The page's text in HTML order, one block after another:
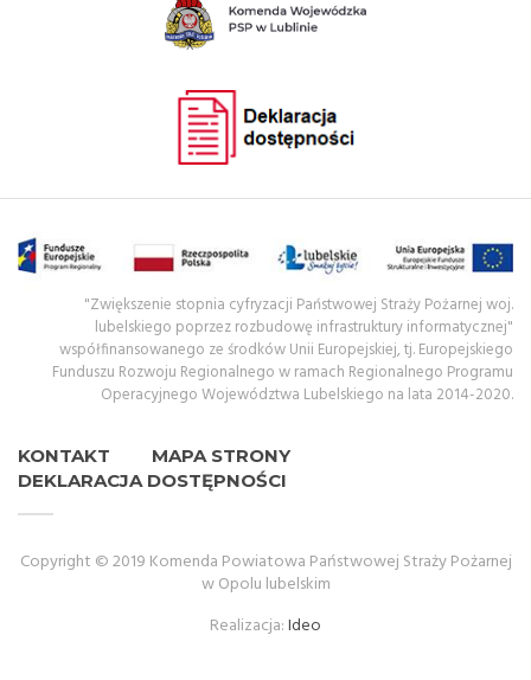
KONTAKT
MAPA STRONY
DEKLARACJA DOSTĘPNOŚCI
Copyright © 2019 Komenda Powiatowa Państwowej Straży Pożarnej
w Opolu lubelskim
Realizacja:Ideo
"Zwiększenie stopnia cyfryzacji Państwowej Straży Pożarnej woj.
lubelskiego poprzez rozbudowę infrastruktury informatycznej"
współfinansowanego ze środków Unii Europejskiej, tj. Europejskiego
Funduszu Rozwoju Regionalnego w ramach Regionalnego Programu
Operacyjnego Województwa Lubelskiego na lata 2014-2020.